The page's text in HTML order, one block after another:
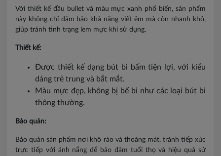
Bắc Giang
Bắc Kạn
Bắc Ninh
Cao Bằng
Điện Biên
Hà Giang
Lai Châu
Lạng Sơn
Với thiết kế đầu bullet và màu mực xanh phổ biến, sản phẩm
này không chỉ đảm bảo khả năng viết êm mà còn nhanh khô,
giúp tránh tình trạng lem mực khi sử dụng.
Thiết kế:
Được thiết kế dạng bút bi bấm tiện lợi, với kiểu
dáng trẻ trung và bắt mắt.
Màu mực đẹp, không bị bể bi như các loại bút bi
thông thường.
Bảo quản:
Bảo quản sản phẩm nơi khô ráo và thoáng mát, tránh tiếp xúc
trực tiếp với ánh nắng để bảo đảm tuổi thọ và hiệu quả sử